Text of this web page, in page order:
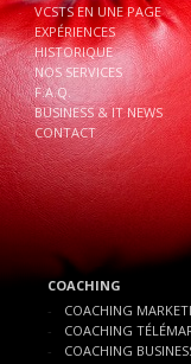
VCSTS EN UNE PAGE
EXPÉRIENCES
HISTORIQUE
NOS SERVICES
F.A.Q.
BUSINESS & IT NEWS
CONTACT
COACHING
COACHING
COACHING
COACHING